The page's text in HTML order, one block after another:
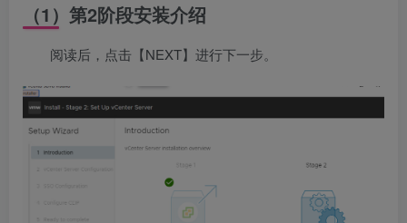
（1）第2阶段安装介绍
阅读后，点击【NEXT】进行下一步。